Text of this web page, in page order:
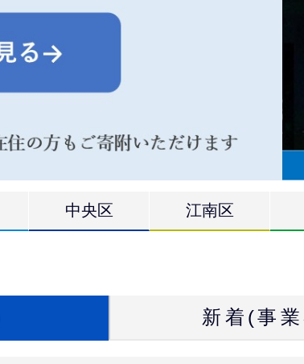
中央区 江南区
新着(事